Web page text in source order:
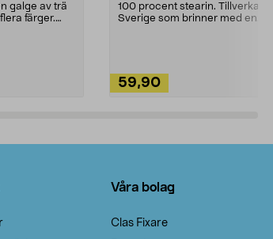
galge av trä
färger.
100 procent stearin. Tillverkade i
Sverige som brinner med en
59,90
Våra bolag
Clas Fixare